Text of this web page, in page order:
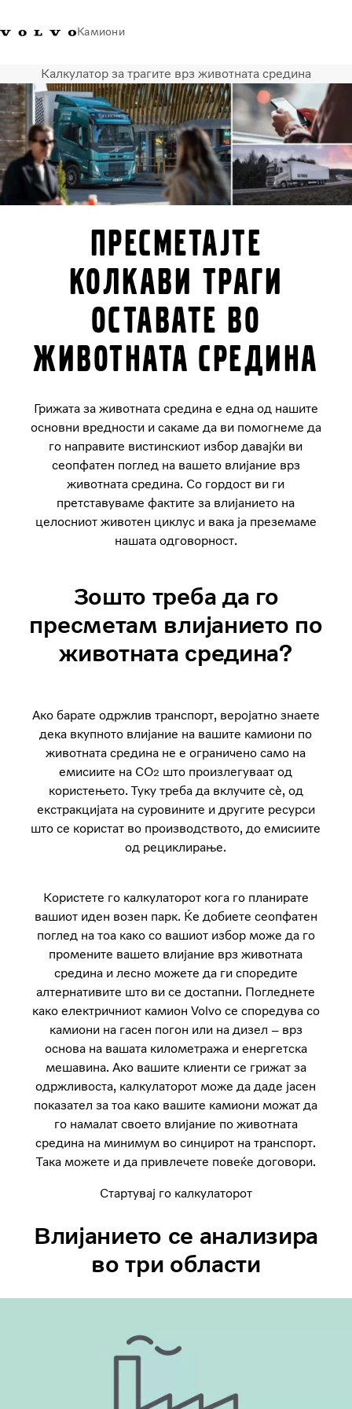
Камиони
Volvo Trucks - Македонија -
Контакти
Продавница за Volvo
Trucks
НајаваМакедонија
Транспортни решенија
Камиони
Кампањи
Услуги
Volvo Truck Builder
Контактирајте нѐ
Калкулатор за трагите врз животната средина
Пресметајте
колкави траги
оставате во
животната средина
Грижата за животната средина е една од нашите
основни вредности и сакаме да ви помогнеме да
го направите вистинскиот избор давајќи ви
сеопфатен поглед на вашето влијание врз
животната средина. Со гордост ви ги
претставуваме фактите за влијанието на
целосниот животен циклус и вака ја преземаме
нашата одговорност.
Зошто треба да го
пресметам влијанието по
животната средина?
Ако барате одржлив транспорт, веројатно знаете
дека вкупното влијание на вашите камиони по
животната средина не е ограничено само на
емисиите на CO2 што произлегуваат од
користењето. Туку треба да вклучите сè, од
екстракцијата на суровините и другите ресурси
што се користат во производството, до емисиите
од рециклирање.
Користете го калкулаторот кога го планирате
вашиот иден возен парк. Ќе добиете сеопфатен
поглед на тоа како со вашиот избор може да го
промените вашето влијание врз животната
средина и лесно можете да ги споредите
алтернативите што ви се достапни. Погледнете
како електричниот камион Volvo се споредува со
камиони на гасен погон или на дизел – врз
основа на вашата километража и енергетска
мешавина. Ако вашите клиенти се грижат за
одржливоста, калкулаторот може да даде јасен
показател за тоа како вашите камиони можат да
го намалат своето влијание по животната
средина на минимум во синџирот на транспорт.
Така можете и да привлечете повеќе договори.
Стартувај го калкулаторот
Влијанието се анализира
во три области